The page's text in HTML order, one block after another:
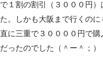
で１割の割引（３０００円
た。しかも大阪まで行くの
直に三重で３００００円で
だったのでした（＾ー＾；）